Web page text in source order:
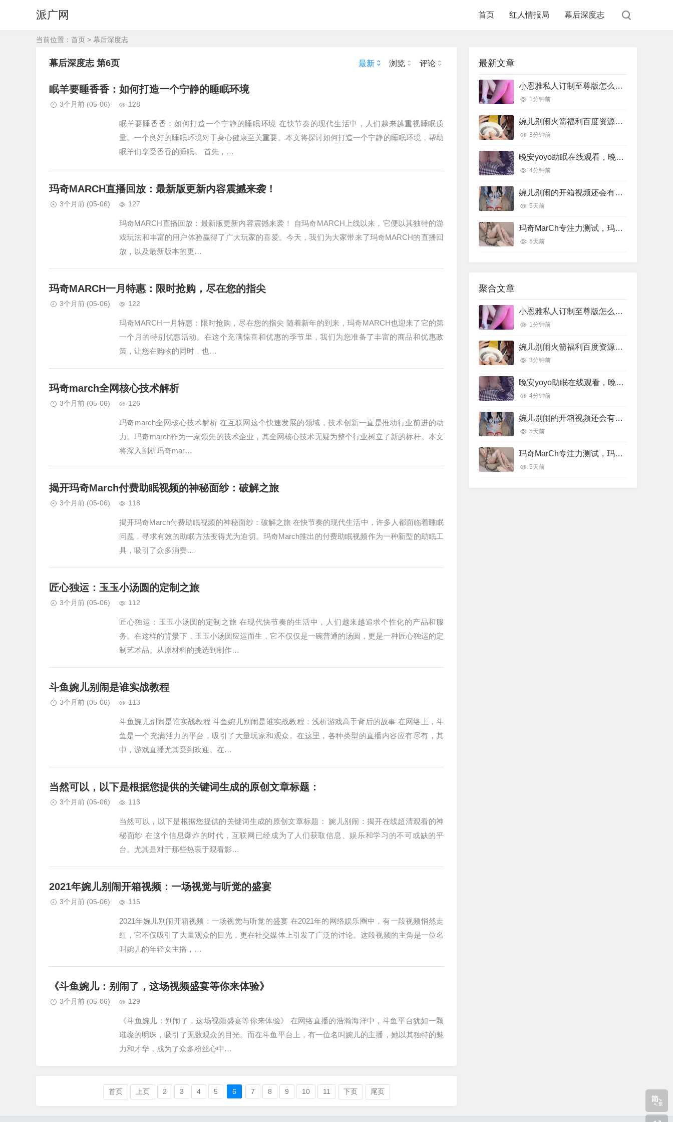
派广网 首页 红人情报局 幕后深度志
当前位置： 首页 > 幕后深度志
幕后深度志 第6页 最新 浏览 评论
眠羊要睡香香：如何打造一个宁静的睡眠环境
3个月前 (05-06) 128
眠羊要睡香香：如何打造一个宁静的睡眠环境 在快节奏的现代生活中，人们越来越重视睡眠质
量。一个良好的睡眠环境对于身心健康至关重要。本文将探讨如何打造一个宁静的睡眠环境，帮助
眠羊们享受香香的睡眠。 首先，…
玛奇MARCH直播回放：最新版更新内容震撼来袭！
3个月前 (05-06) 127
玛奇MARCH直播回放：最新版更新内容震撼来袭！ 自玛奇MARCH上线以来，它便以其独特的游
戏玩法和丰富的用户体验赢得了广大玩家的喜爱。今天，我们为大家带来了玛奇MARCH的直播回
放，以及最新版本的更…
玛奇MARCH一月特惠：限时抢购，尽在您的指尖
3个月前 (05-06) 122
玛奇MARCH一月特惠：限时抢购，尽在您的指尖 随着新年的到来，玛奇MARCH也迎来了它的第
一个月的特别优惠活动。在这个充满惊喜和优惠的季节里，我们为您准备了丰富的商品和优惠政
策，让您在购物的同时，也…
玛奇march全网核心技术解析
3个月前 (05-06) 126
玛奇march全网核心技术解析 在互联网这个快速发展的领域，技术创新一直是推动行业前进的动
力。玛奇march作为一家领先的技术企业，其全网核心技术无疑为整个行业树立了新的标杆。本文
将深入剖析玛奇mar…
揭开玛奇March付费助眠视频的神秘面纱：破解之旅
3个月前 (05-06) 118
揭开玛奇March付费助眠视频的神秘面纱：破解之旅 在快节奏的现代生活中，许多人都面临着睡眠
问题，寻求有效的助眠方法变得尤为迫切。玛奇March推出的付费助眠视频作为一种新型的助眠工
具，吸引了众多消费…
匠心独运：玉玉小汤圆的定制之旅
3个月前 (05-06) 112
匠心独运：玉玉小汤圆的定制之旅 在现代快节奏的生活中，人们越来越追求个性化的产品和服
务。在这样的背景下，玉玉小汤圆应运而生，它不仅仅是一碗普通的汤圆，更是一种匠心独运的定
制艺术品。从原材料的挑选到制作…
斗鱼婉儿别闹是谁实战教程
3个月前 (05-06) 113
斗鱼婉儿别闹是谁实战教程 斗鱼婉儿别闹是谁实战教程：浅析游戏高手背后的故事 在网络上，斗
鱼是一个充满活力的平台，吸引了大量玩家和观众。在这里，各种类型的直播内容应有尽有，其
中，游戏直播尤其受到欢迎。在…
当然可以，以下是根据您提供的关键词生成的原创文章标题：
3个月前 (05-06) 113
当然可以，以下是根据您提供的关键词生成的原创文章标题： 婉儿别闹：揭开在线超清观看的神
秘面纱 在这个信息爆炸的时代，互联网已经成为了人们获取信息、娱乐和学习的不可或缺的平
台。尤其是对于那些热衷于观看影…
2021年婉儿别闹开箱视频：一场视觉与听觉的盛宴
3个月前 (05-06) 115
2021年婉儿别闹开箱视频：一场视觉与听觉的盛宴 在2021年的网络娱乐圈中，有一段视频悄然走
红，它不仅吸引了大量观众的目光，更在社交媒体上引发了广泛的讨论。这段视频的主角是一位名
叫婉儿的年轻女主播，…
《斗鱼婉儿：别闹了，这场视频盛宴等你来体验》
3个月前 (05-06) 129
《斗鱼婉儿：别闹了，这场视频盛宴等你来体验》 在网络直播的浩瀚海洋中，斗鱼平台犹如一颗
璀璨的明珠，吸引了无数观众的目光。而在斗鱼平台上，有一位名叫婉儿的主播，她以其独特的魅
力和才华，成为了众多粉丝心中…
首页 上页 2 3 4 5 6 7 8 9 10 11 下页 尾页
最新文章
小恩雅私人订制至尊版怎么样，小恩雅在哪里直播
1分钟前
婉儿别闹火箭福利百度资源，婉儿别闹火箭收费视频在线
3分钟前
晚安yoyo助眠在线观看，晚安助眠音乐
4分钟前
婉儿别闹的开箱视频还会有吗，婉儿别闹开箱视频在线
5天前
玛奇MarCh专注力测试，玛奇March专注力助眠视频
5天前
聚合文章
小恩雅私人订制至尊版怎么样，小恩雅在哪里直播
1分钟前
婉儿别闹火箭福利百度资源，婉儿别闹火箭收费视频在线
3分钟前
晚安yoyo助眠在线观看，晚安助眠音乐
4分钟前
婉儿别闹的开箱视频还会有吗，婉儿别闹开箱视频在线
5天前
玛奇MarCh专注力测试，玛奇March专注力助眠视频
5天前